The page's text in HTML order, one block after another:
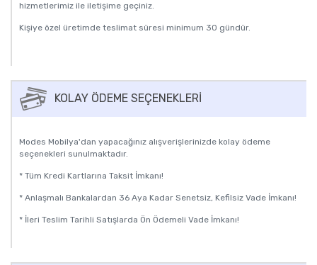
hizmetlerimiz ile iletişime geçiniz.
Kişiye özel üretimde teslimat süresi minimum 30 gündür.
KOLAY ÖDEME SEÇENEKLERI
Modes Mobilya'dan yapacağınız alışverişlerinizde kolay ödeme
seçenekleri sunulmaktadır.
* Tüm Kredi Kartlarına Taksit İmkanı!
* Anlaşmalı Bankalardan 36 Aya Kadar Senetsiz, Kefilsiz Vade İmkanı!
* İleri Teslim Tarihli Satışlarda Ön Ödemeli Vade İmkanı!